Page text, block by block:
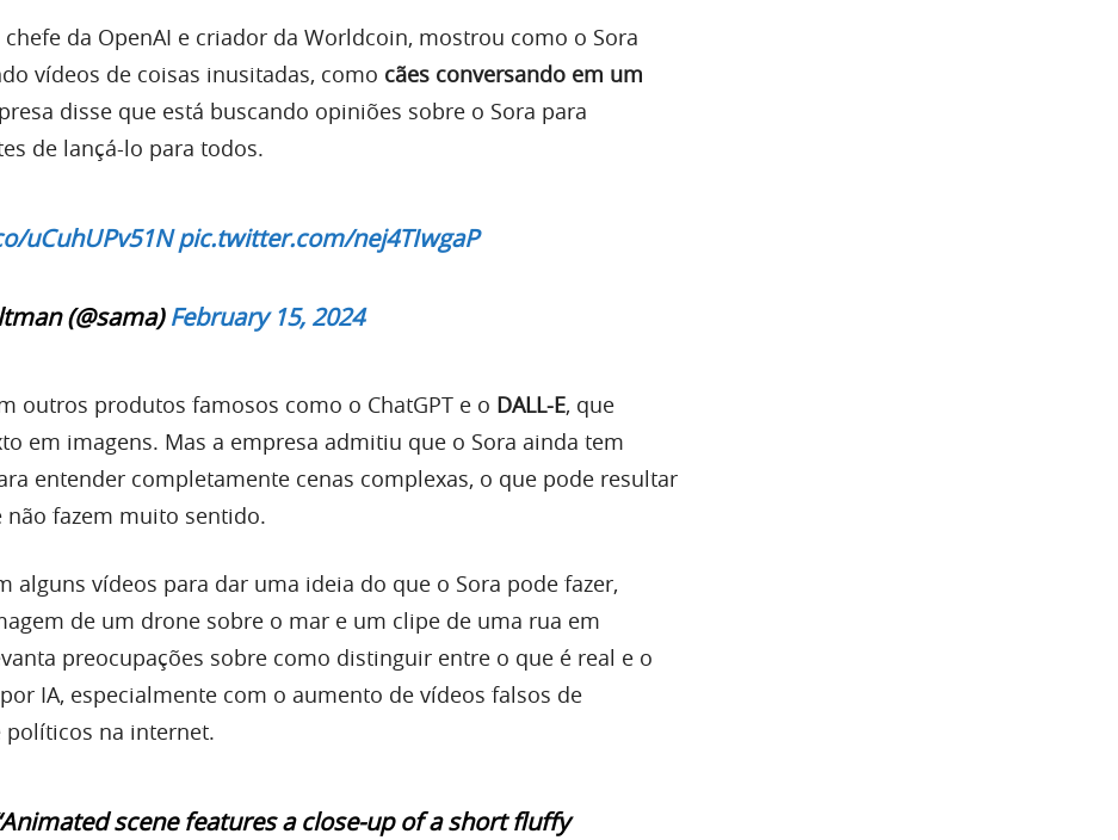
chefe da OpenAI e criador da Worldcoin, mostrou como o Sora
vídeos de coisas inusitadas, como cães conversando em um
disse que está buscando opiniões sobre o Sora para
de lançá-lo para todos.
uCuhUPv51N pic.twitter.com/nej4TIwgaP
(@sama)February 15, 2024
outros produtos famosos como o ChatGPT e o DALL-E, que
em imagens. Mas a empresa admitiu que o Sora ainda tem
entender completamente cenas complexas, o que pode resultar
não fazem muito sentido.
alguns vídeos para dar uma ideia do que o Sora pode fazer,
de um drone sobre o mar e um clipe de uma rua em
preocupações sobre como distinguir entre o que é real e o
IA, especialmente com o aumento de vídeos falsos de
políticos na internet.
scene features a close-up of a short fluffy